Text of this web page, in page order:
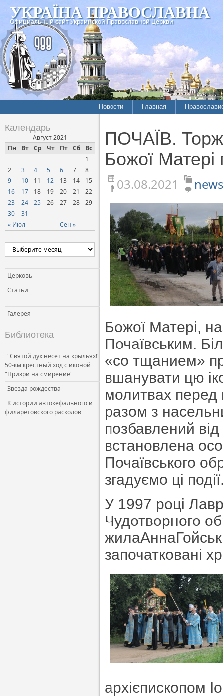
УКРАЇНА ПРАВОСЛАВНА
Официальный сайт Украинской Православной Церкви
Новости
Межконфессиональные
отношения
Нарушения прав
верующих
Официальная хроника
СОЦИАЛЬНОЕ
СЛУЖЕНИЕ
Церковь и власть
Церковь и общество
Церковь и СМИ
Главная
История
Хроники
Календарь
Август 2021
Пн
Вт Ср Чт Пт Сб Вс
« Июл Сен »
1
2
3 4 5 6 7
8
9
10 11 12 13 14
15
16
17 18 19 20 21
22
23
24 25 26 27 28
29
30
31
Церковь
Статьи
Галерея
Библиотека
"Святой дух несёт на крыльях!"
50-км крестный ход с иконой
"Призри на смирение"
Звезда рождества
К истории автокефального и
филаретовского расколов
ПОЧАЇВ.
Божої Матері
03.08.2021 news
Божої Матері,
Почаївським.
«со тщанием»
вшанувати цю
молитвах перед
разом з
позбавлений
встановлена
Почаївського
згадуємо ці
У 1997 році
Чудотворного
започатковані
архієпископом